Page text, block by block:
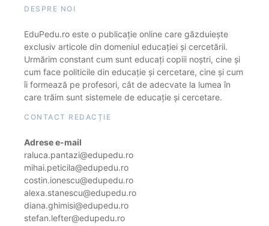
DESPRE NOI
EduPedu.ro este o publicație online care găzduiește
exclusiv articole din domeniul educației și cercetării.
Urmărim constant cum sunt educați copiii noștri, cine și
cum face politicile din educație și cercetare, cine și cum
îi formează pe profesori, cât de adecvate la lumea în
care trăim sunt sistemele de educație și cercetare.
CONTACT REDACȚIE
Adrese e-mail
raluca.pantazi@edupedu.ro
mihai.peticila@edupedu.ro
costin.ionescu@edupedu.ro
alexa.stanescu@edupedu.ro
diana.ghimisi@edupedu.ro
stefan.lefter@edupedu.ro